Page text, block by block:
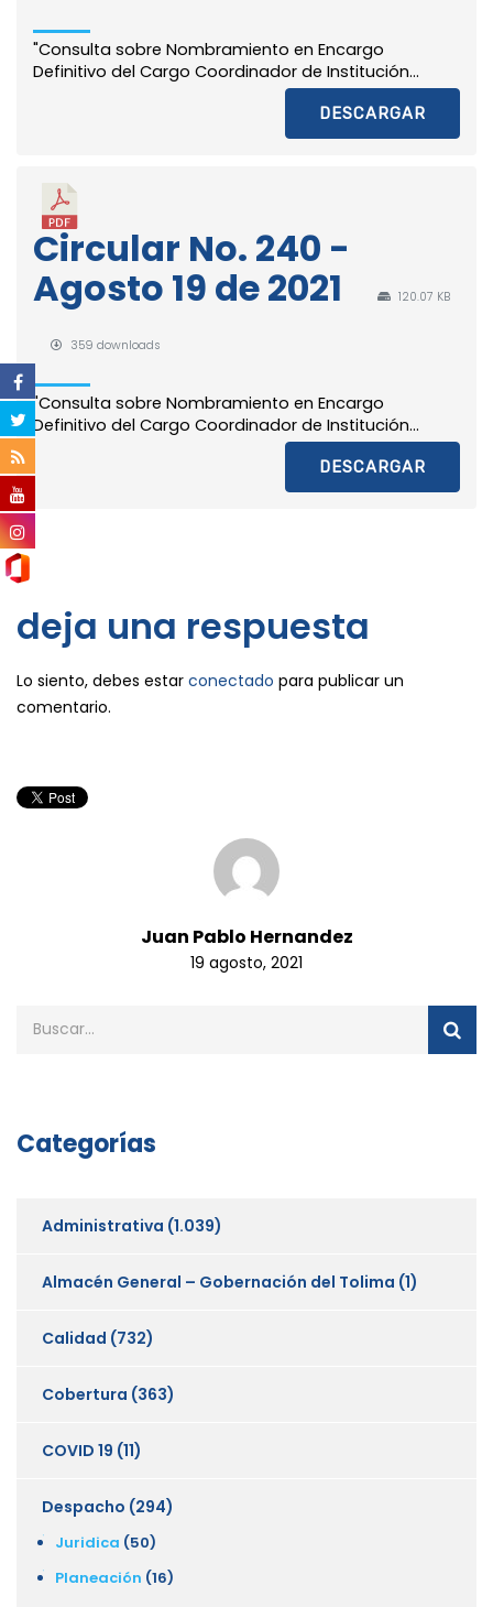
"Consulta sobre Nombramiento en Encargo
Definitivo del Cargo Coordinador de Institución...
DESCARGAR
Circular No. 240 -
Agosto 19 de 2021
120.07 KB
359 downloads
"Consulta sobre Nombramiento en Encargo
Definitivo del Cargo Coordinador de Institución...
DESCARGAR
deja una respuesta
Lo siento, debes estar conectado para publicar un
comentario.
Juan Pablo Hernandez
19 agosto, 2021
Categorías
Administrativa (1.039)
Almacén General – Gobernación del Tolima (1)
Calidad (732)
Cobertura (363)
COVID 19 (11)
Despacho (294)
Juridica (50)
Planeación (16)